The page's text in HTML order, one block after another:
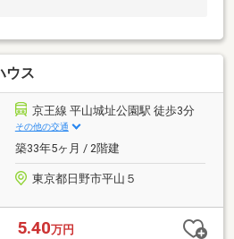
ウス
京王線 平山城址公園駅 徒歩3分
その他の交通
築33年5ヶ月 / 2階建
東京都日野市平山５
5.40万円